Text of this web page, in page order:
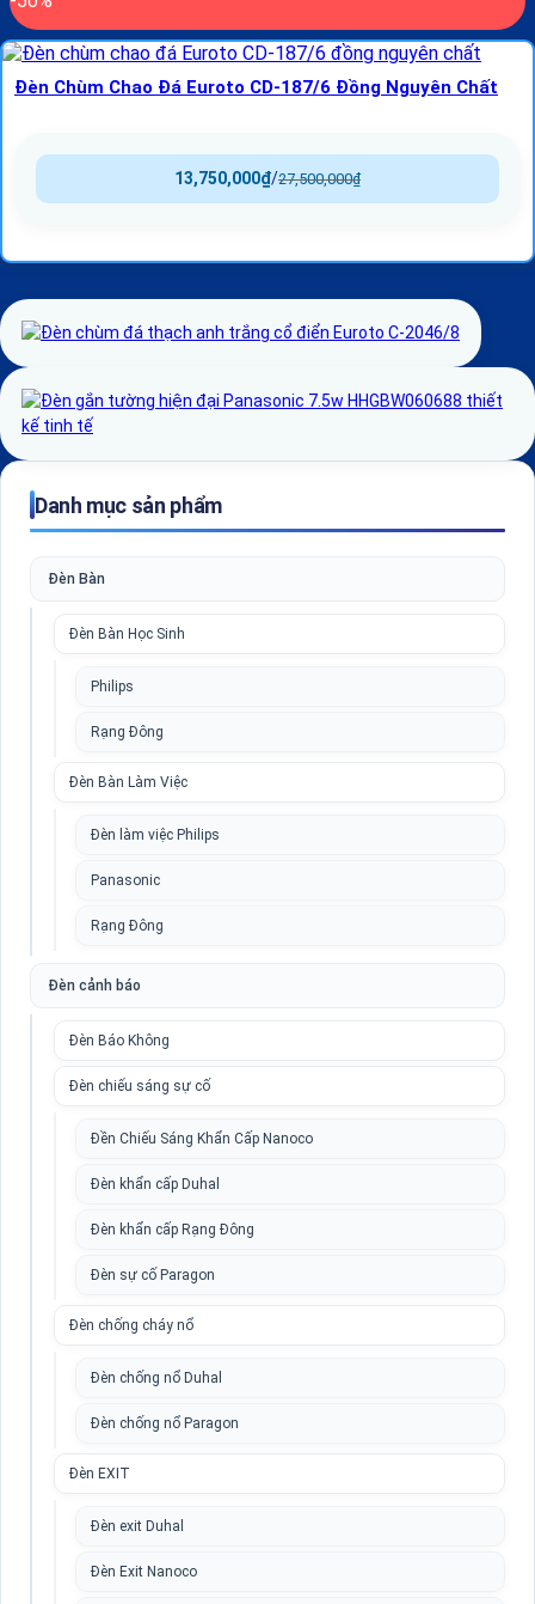
Đèn Chùm Chao Đá Euroto CD-187/6 Đồng Nguyên Chất
27,500,000₫
/
13,750,000₫
Danh mục sản phẩm
Đèn Bàn
Đèn Bàn Học Sinh
Philips
Rạng Đông
Đèn Bàn Làm Việc
Đèn làm việc Philips
Panasonic
Rạng Đông
Đèn cảnh báo
Đèn Báo Không
Đèn chiếu sáng sự cố
Đền Chiếu Sáng Khẩn Cấp Nanoco
Đèn khẩn cấp Duhal
Đèn khẩn cấp Rạng Đông
Đèn sự cố Paragon
Đèn chống cháy nổ
Đèn chống nổ Duhal
Đèn chống nổ Paragon
Đèn EXIT
Đèn exit Duhal
Đèn Exit Nanoco